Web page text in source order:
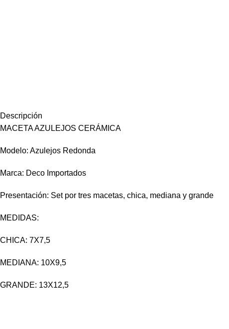
Descripción
MACETA AZULEJOS CERÁMICA
Modelo: Azulejos Redonda
Marca: Deco Importados
Presentación: Set por tres macetas, chica, mediana y grande
MEDIDAS:
CHICA: 7X7,5
MEDIANA: 10X9,5
GRANDE: 13X12,5